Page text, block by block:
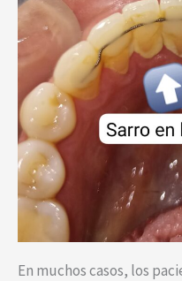
En muchos casos, los